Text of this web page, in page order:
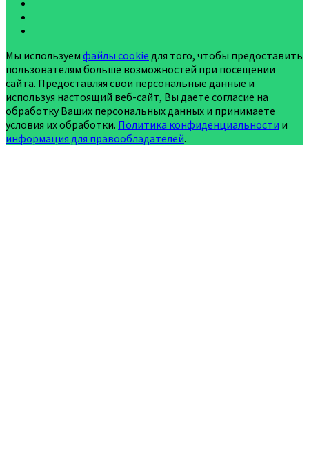
Мы используем файлы cookie для того, чтобы предоставить
пользователям больше возможностей при посещении
сайта. Предоставляя свои персональные данные и
используя настоящий веб-сайт, Вы даете согласие на
обработку Ваших персональных данных и принимаете
условия их обработки. Политика конфиденциальности и
информация для правообладателей.